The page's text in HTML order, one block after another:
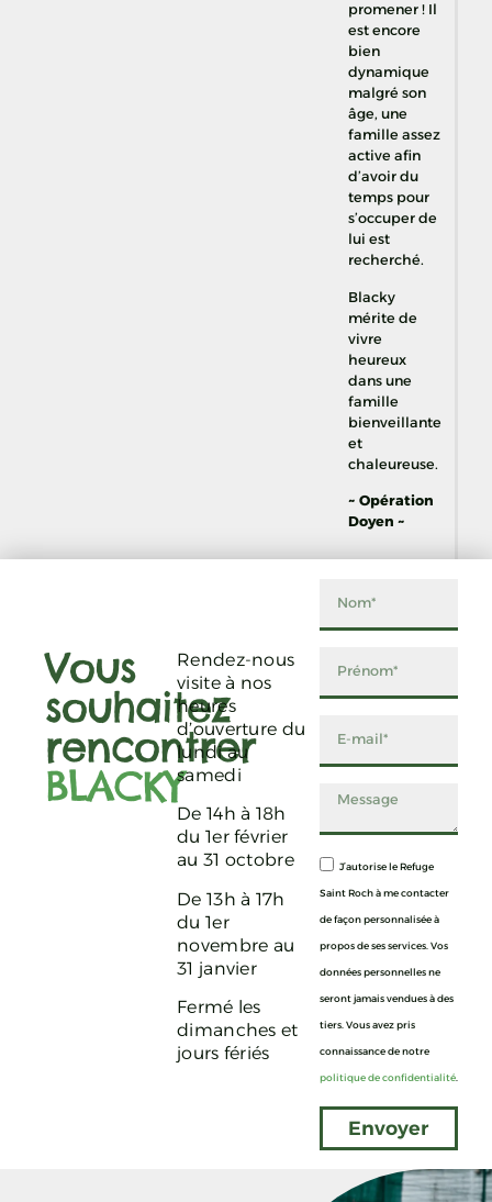
promener ! Il
est encore
bien
dynamique
malgré son
âge, une
famille assez
active afin
d’avoir du
temps pour
s’occuper de
lui est
recherché.
Blacky
mérite de
vivre
heureux
dans une
famille
bienveillante
et
chaleureuse.
~ Opération
Doyen ~
Vous
souhaitez
rencontrer
BLACKY
Rendez-nous
visite à nos
heures
d’ouverture du
lundi au
samedi
De 14h à 18h
du 1er février
au 31 octobre
De 13h à 17h
du 1er
novembre au
31 janvier
Fermé les
dimanches et
jours fériés
J’autorise le Refuge
Saint Roch à me contacter
de façon personnalisée à
propos de ses services. Vos
données personnelles ne
seront jamais vendues à des
tiers. Vous avez pris
connaissance de notre
politique de confidentialité.
Envoyer